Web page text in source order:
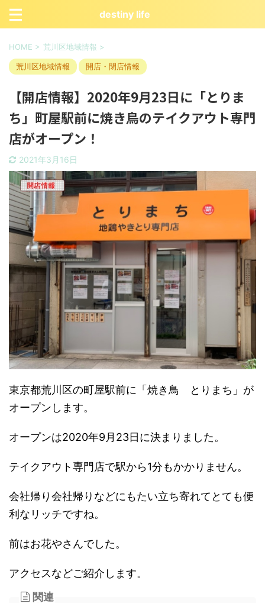
destiny life
HOME > 荒川区地域情報 >
荒川区地域情報 開店・閉店情報
【開店情報】2020年9月23日に「とりま
ち」町屋駅前に焼き鳥のテイクアウト専門
店がオープン！
2021年3月16日
東京都荒川区の町屋駅前に「焼き鳥 とりまち」が
オープンします。
オープンは2020年9月23日に決まりました。
テイクアウト専門店で駅から1分もかかりません。
会社帰り会社帰りなどにもたい立ち寄れてとても便
利なリッチですね。
前はお花やさんでした。
アクセスなどご紹介します。
関連